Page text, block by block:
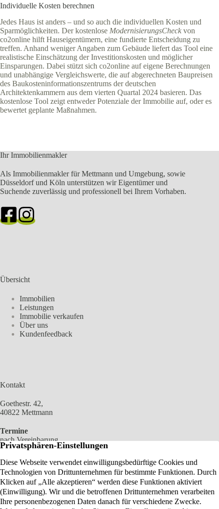
Individuelle Kosten berechnen
Jedes Haus ist anders – und so auch die individuellen Kosten und
Sparmöglichkeiten. Der kostenlose ModernisierungsCheck von
co2online hilft Hauseigentümern, eine fundierte Entscheidung zu
treffen. Anhand weniger Angaben zum Gebäude liefert das Tool eine
realistische Einschätzung der Investitionskosten und möglicher
Einsparungen. Dabei stützt sich co2online auf eigene Berechnungen
und unabhängige Vergleichswerte, die auf abgerechneten Baupreisen
des Baukosteninformationszentrums der deutschen
Architektenkammern aus dem vierten Quartal 2024 basieren. Das
kostenlose Tool zeigt entweder Potenziale der Immobilie auf, oder es
bewertet geplante Maßnahmen.
Ihr Immobilienmakler
Als Immobilienmakler für Mettmann und Umgebung, sowie
Düsseldorf und Köln unterstützen wir Eigentümer und
Suchende zuverlässig und professionell bei Ihrem Vorhaben.
Übersicht
Immobilien
Leistungen
Immobilie verkaufen
Über uns
Kundenfeedback
Kontakt
Goethestr. 42,
40822 Mettmann
Termine
nach Vereinbarung